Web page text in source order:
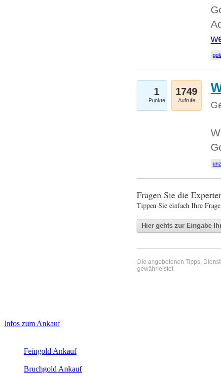
1
Punkte
1749
Aufrufe
Fragen Sie die
Tippen Sie einfach Ihre
Die angebotenen Tipps,
gewährleistet.
Sidebar
Infos zum Ankauf
Feingold Ankauf
Bruchgold Ankauf